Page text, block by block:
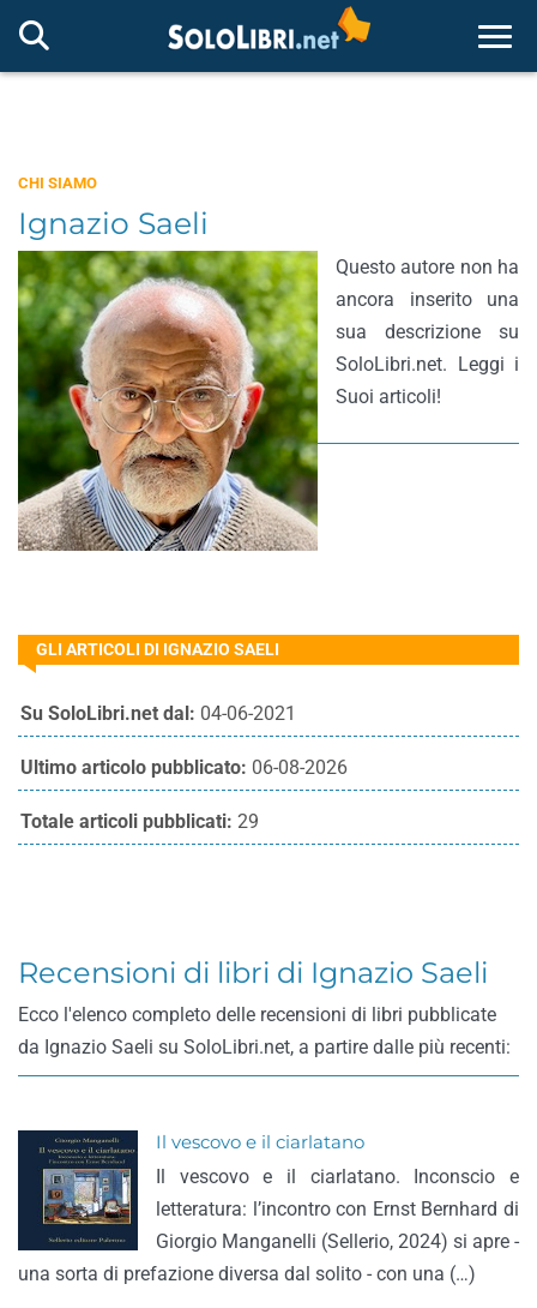
CHI SIAMO
Ignazio Saeli
Questo autore non ha
ancora inserito una
sua descrizione su
SoloLibri.net. Leggi i
Suoi articoli!
GLI ARTICOLI DI IGNAZIO SAELI
Su SoloLibri.net dal: 04-06-2021
Ultimo articolo pubblicato: 06-08-2026
Totale articoli pubblicati: 29
Recensioni di libri di Ignazio Saeli
Ecco l'elenco completo delle recensioni di libri pubblicate
da Ignazio Saeli su SoloLibri.net, a partire dalle più recenti:
Il vescovo e il ciarlatano
Il vescovo e il ciarlatano. Inconscio e
letteratura: l’incontro con Ernst Bernhard di
Giorgio Manganelli (Sellerio, 2024) si apre -
una sorta di prefazione diversa dal solito - con una (…)